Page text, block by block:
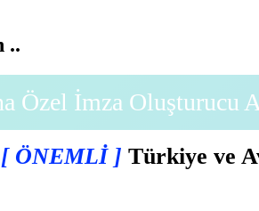
..
Özel İmza
[ ÖNEMLİ ] Türkiye ve